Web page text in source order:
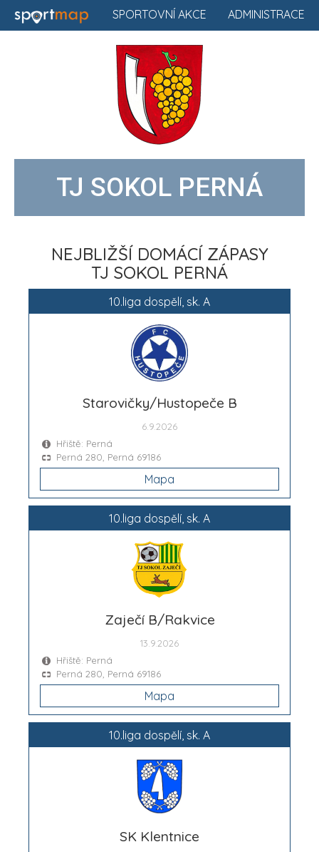
ADMINISTRACE
SPORTOVNÍ AKCE
TJ SOKOL PERNÁ
NEJBLIŽŠÍ DOMÁCÍ ZÁPASY
TJ SOKOL PERNÁ
10.liga dospělí, sk. A
Starovičky/Hustopeče B
6.9.2026
Hřiště: Perná
Perná 280, Perná 69186
Mapa
10.liga dospělí, sk. A
Zaječí B/Rakvice
13.9.2026
Hřiště: Perná
Perná 280, Perná 69186
Mapa
10.liga dospělí, sk. A
SK Klentnice